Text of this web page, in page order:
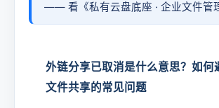
—— 看《私有云盘底座 · 企业文件管
外链分享已取消是什么意思？如何
文件共享的常见问题